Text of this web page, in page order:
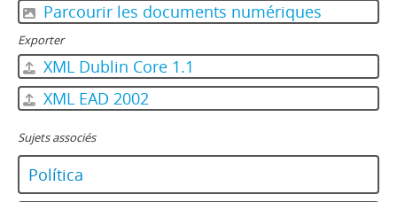
Parcourir les documents numériques
Exporter
XML Dublin Core 1.1
XML EAD 2002
Sujets associés
Política